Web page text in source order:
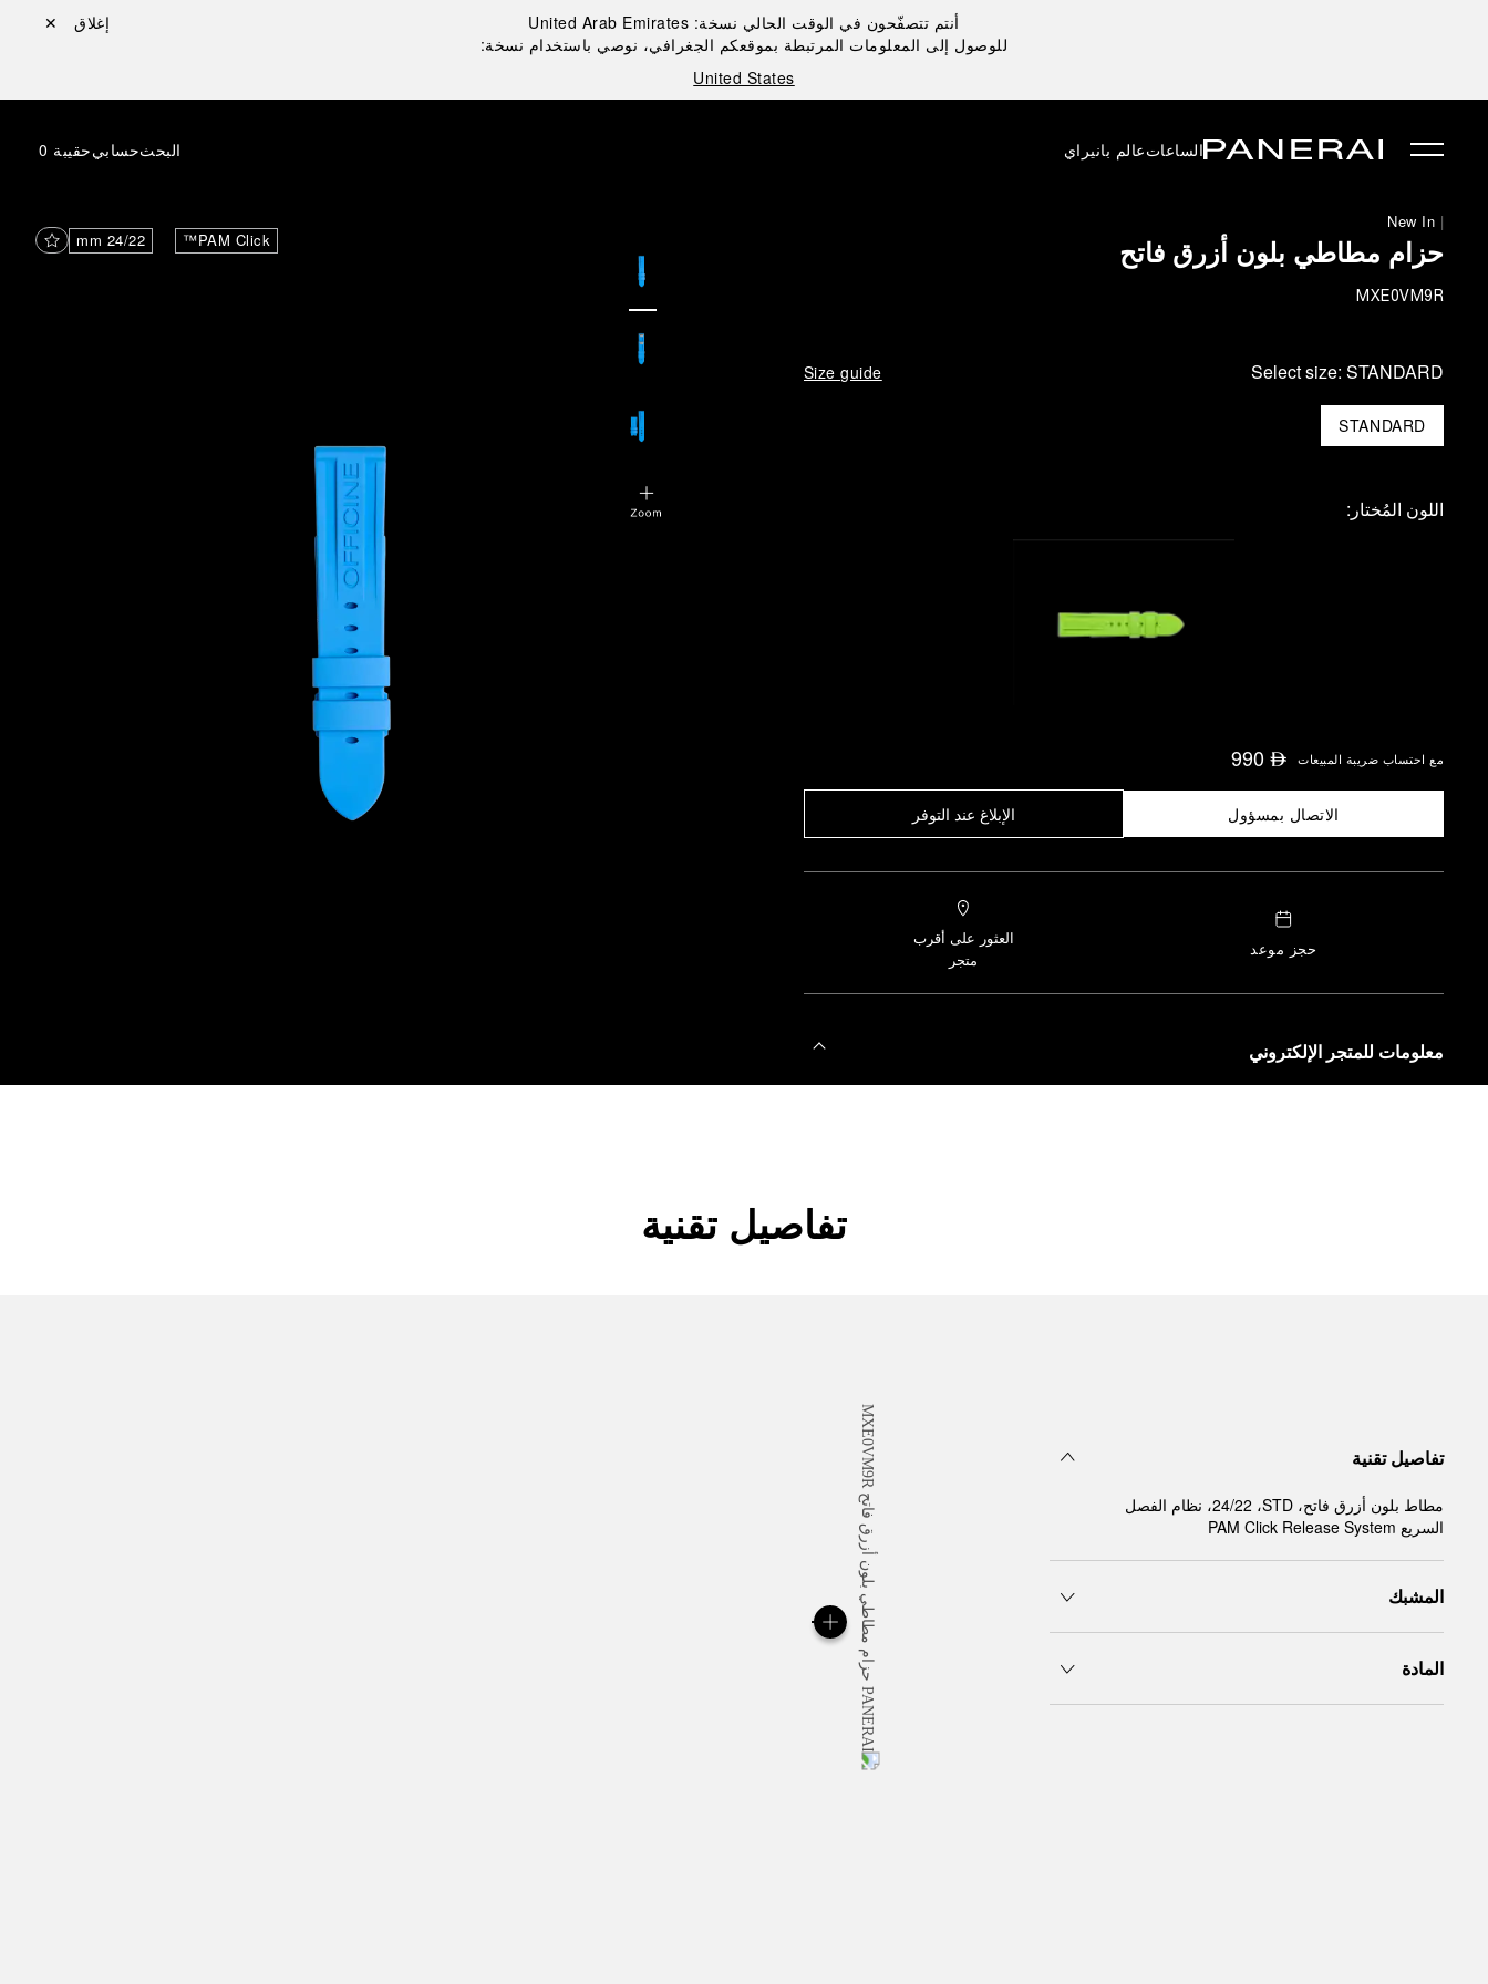
أنتم تتصفّحون في الوقت الحالي نسخة: United Arab Emirates
للوصول إلى المعلومات المرتبطة بموقعكم الجغرافي، نوصي باستخدام نسخة:
United States
إغلاق ✕
الساعاتعالم بانيراي البحثحسابيحقيبة 0
PAM Click™
24/22 mm
|
New In
حزام مطاطي بلون أزرق فاتح
MXE0VM9R
Select size: STANDARD
Size guide
STANDARD
اللون المُختار:
⃃ مع احتساب ضريبة المبيعات
الاتصال بمسؤول الإبلاغ عند التوفر
حجز موعد
العثور على أقرب
متجر
معلومات للمتجر الإلكتروني
لضمان رضاكم الكامل، يمكن للعملاء أو مستلمي الهدايا من منتجات أوفيتشيني بانيراي إعادة
تأتي جميع الطلبيّات بتغليف هدايا مجاني في صندوق بانيرايْ الأصلي. عند تقديم الطلبيّة
الإلكترونية، يتسنى لكم إضافة رسالة شخصية.
قراءة المزيد
يرجى الانتباه إلى أن الصور المعروضة صور ضوئية من أرشيف الصور وأن الألوان والأحجام قد تختلف قليلًا
عن المنتجات الحقيقية.
تفاصيل تقنية
تفاصيل تقنية
مطاط بلون أزرق فاتح، STD، ‏24/22، نظام الفصل
السريع PAM Click Release System‎
المشبك
المادة